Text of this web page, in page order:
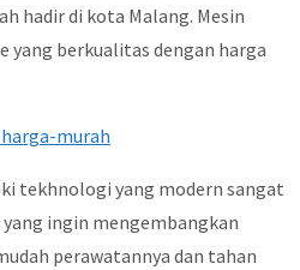
hadir di kota Malang. Mesin
yang berkualitas dengan harga
tekhnologi yang modern sangat
ingin mengembangkan
perawatannya dan tahan